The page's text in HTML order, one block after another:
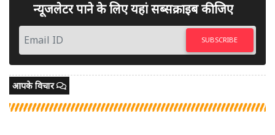
न्यूजलेटर पाने के लिए यहां सब्सक्राइब कीजिए
SUBSCRIBE
आपके विचार